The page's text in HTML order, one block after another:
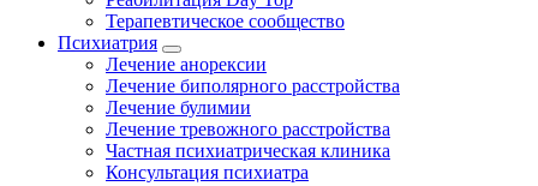
Терапевтическое сообщество
Психиатрия
Лечение анорексии
Лечение биполярного расстройства
Лечение булимии
Лечение тревожного расстройства
Частная психиатрическая клиника
Консультация психиатра